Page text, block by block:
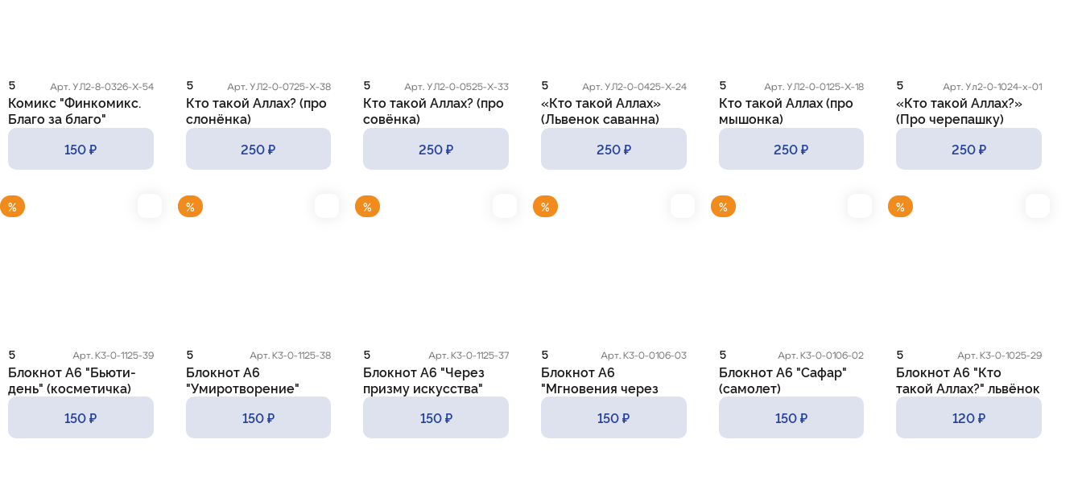
5 Арт. УЛ2-8-0326-Х-54
Комикс "Финкомикс.
Благо за благо"
150 ₽
5 Арт. УЛ2-0-0725-Х-38
Кто такой Аллах? (про
слонёнка)
250 ₽
5 Арт. УЛ2-0-0525-Х-33
Кто такой Аллах? (про
совёнка)
250 ₽
5 Арт. УЛ2-0-0425-Х-24
«Кто такой Аллах»
(Львенок саванна)
250 ₽
5 Арт. УЛ2-0-0125-Х-18
Кто такой Аллах (про
мышонка)
250 ₽
5 Арт. Ул2-0-1024-х-01
«Кто такой Аллах?»
(Про черепашку)
250 ₽
%
5 Арт. К3-0-1125-39
Блокнот А6 "Бьюти-
день" (косметичка)
150 ₽
%
5 Арт. К3-0-1125-38
Блокнот А6
"Умиротворение"
(кошка)
150 ₽
%
5 Арт. К3-0-1125-37
Блокнот А6 "Через
призму искусства"
(жемчуг)
150 ₽
%
5 Арт. К3-0-0106-03
Блокнот А6
"Мгновения через
объектив"
(фотоаппарат)
150 ₽
%
5 Арт. К3-0-0106-02
Блокнот А6 "Сафар"
(самолет)
150 ₽
%
5 Арт. К3-0-1025-29
Блокнот А6 "Кто
такой Аллах?" львёнок
с бабочкой
120 ₽